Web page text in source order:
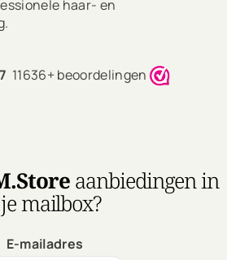
haar- en
zoals droogte, strak aanvoelend
11636+ beoordelingen
aanbiedingen in
je mailbox?
E-mailadres